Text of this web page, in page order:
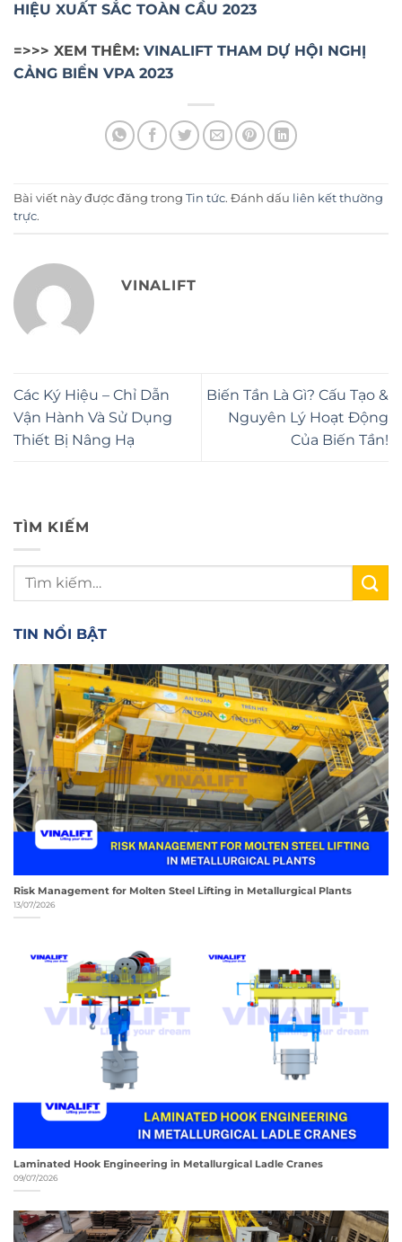
HIỆU XUẤT SẮC TOÀN CẦU 2023
=>>> XEM THÊM: VINALIFT THAM DỰ HỘI NGHỊ
CẢNG BIỂN VPA 2023
Bài viết này được đăng trong Tin tức. Đánh dấu liên kết thường
trực.
VINALIFT
Các Ký Hiệu – Chỉ Dẫn
Vận Hành Và Sử Dụng
Thiết Bị Nâng Hạ
Biến Tần Là Gì? Cấu Tạo &
Nguyên Lý Hoạt Động
Của Biến Tần!
TÌM KIẾM
TIN NỔI BẬT
Risk Management for Molten Steel Lifting in Metallurgical Plants
13/07/2026
Laminated Hook Engineering in Metallurgical Ladle Cranes
09/07/2026